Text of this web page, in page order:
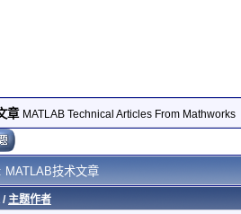
章 MATLAB Technical Articles From Mathworks
技术文章
/ 主题作者